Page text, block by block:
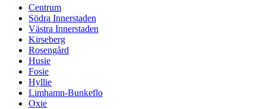
Centrum
Södra Innerstaden
Västra Innerstaden
Kirseberg
Rosengård
Husie
Fosie
Hyllie
Limhamn-Bunkeflo
Oxie